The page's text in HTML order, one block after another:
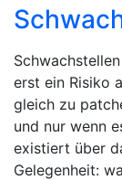
erst ein Risiko
gleich zu
und nur wenn
existiert über
Gelegenheit: